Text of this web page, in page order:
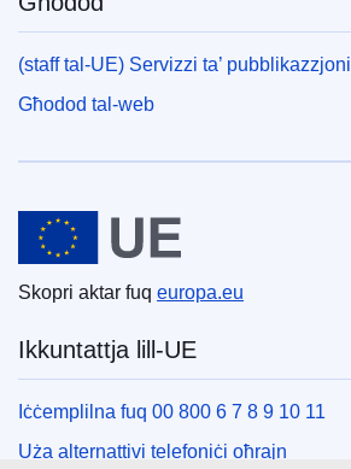
(staff tal-UE) Servizzi ta’ pubblikazzjoni
Għodod tal-web
Unjoni Ewropea
Skopri aktar fuq europa.eu
Ikkuntattja lill-UE
Iċċemplilna fuq 00 800 6 7 8 9 10 11
Uża alternattivi telefoniċi oħrajn